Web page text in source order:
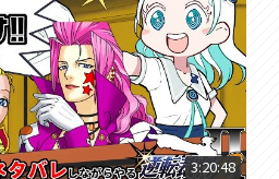
3:20:48